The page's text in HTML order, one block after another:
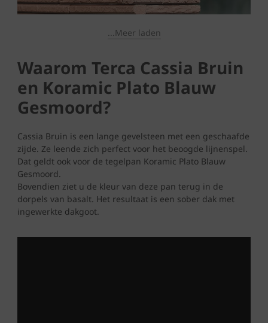
...Meer laden
Waarom Terca Cassia Bruin
en Koramic Plato Blauw
Gesmoord?
Cassia Bruin is een lange gevelsteen met een geschaafde
zijde. Ze leende zich perfect voor het beoogde lijnenspel.
Dat geldt ook voor de tegelpan Koramic Plato Blauw
Gesmoord.
Bovendien ziet u de kleur van deze pan terug in de
dorpels van basalt. Het resultaat is een sober dak met
ingewerkte dakgoot.